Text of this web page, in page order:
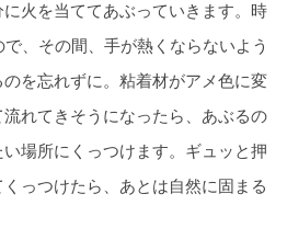
火を当ててあぶっていきます。時
、その間、手が熱くならないよう
を忘れずに。粘着材がアメ色に変
れてきそうになったら、あぶるの
場所にくっつけます。ギュッと押
っつけたら、あとは自然に固まる